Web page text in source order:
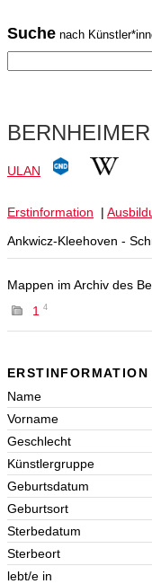
Suche nach
BERNHEIMER
ULAN
Erstinformation |
Ankwicz-Kleehoven -
Mappen im Archiv des
1
4
ERSTINFORMATION
Name
Vorname
Geschlecht
Künstlergruppe
Geburtsdatum
Geburtsort
Sterbedatum
Sterbeort
lebt/e in